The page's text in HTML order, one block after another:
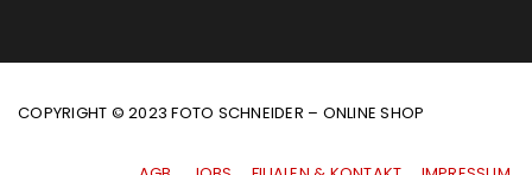
COPYRIGHT © 2023 FOTO SCHNEIDER – ONLINE SHOP